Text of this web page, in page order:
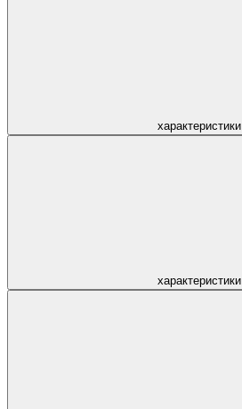
характеристики
характеристики